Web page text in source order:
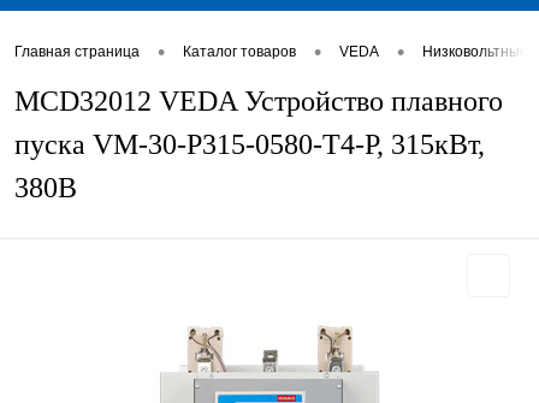
Главная страница • Каталог товаров • VEDA •
MCD32012 VEDA Устройство плавного
пуска VM-30-P315-0580-T4-P, 315кВт,
380В